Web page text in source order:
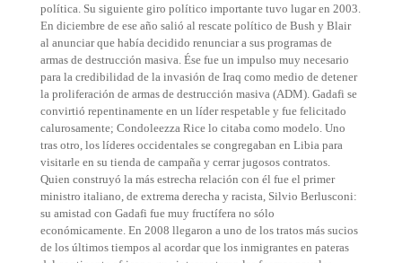
política. Su siguiente giro político importante tuvo lugar en 2003.
En diciembre de ese año salió al rescate político de Bush y Blair
al anunciar que había decidido renunciar a sus programas de
armas de destrucción masiva. Ése fue un impulso muy necesario
para la credibilidad de la invasión de Iraq como medio de detener
la proliferación de armas de destrucción masiva (ADM). Gadafi se
convirtió repentinamente en un líder respetable y fue felicitado
calurosamente; Condoleezza Rice lo citaba como modelo. Uno
tras otro, los líderes occidentales se congregaban en Libia para
visitarle en su tienda de campaña y cerrar jugosos contratos.
Quien construyó la más estrecha relación con él fue el primer
ministro italiano, de extrema derecha y racista, Silvio Berlusconi:
su amistad con Gadafi fue muy fructífera no sólo
económicamente. En 2008 llegaron a uno de los tratos más sucios
de los últimos tiempos al acordar que los inmigrantes en pateras